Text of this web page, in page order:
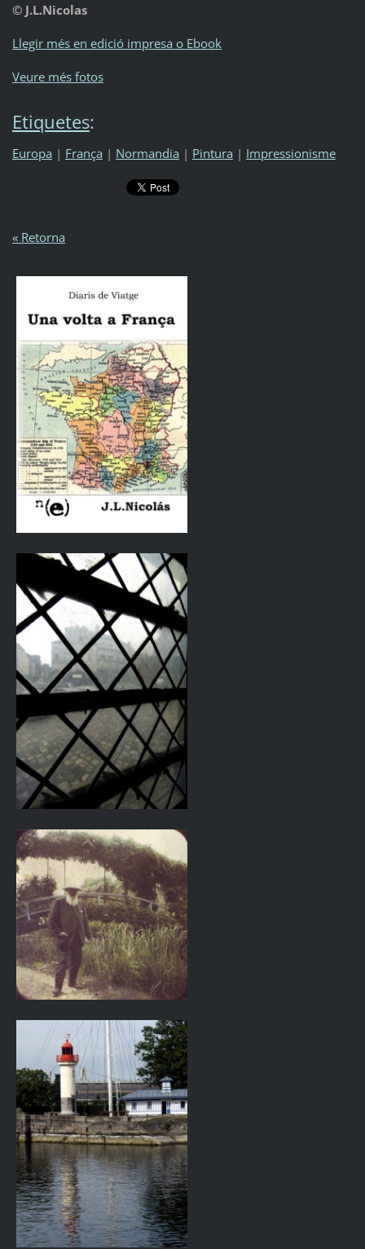
© J.L.Nicolas
Llegir més en edició impresa o Ebook
Veure més fotos
Etiquetes:
Europa | França | Normandia | Pintura | Impressionisme
« Retorna